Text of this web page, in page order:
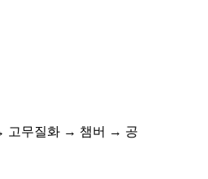
고무질화 → 챔버 → 공